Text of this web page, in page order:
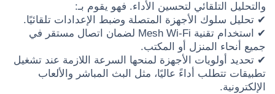
والتحليل التلقائي لتحسين الأداء. فهو يقوم بـ:
✔ تحليل سلوك الأجهزة المتصلة وضبط الإعدادات تلقائيًا.
✔ استخدام تقنية Mesh Wi-Fi لضمان اتصال مستقر في
جميع أنحاء المنزل أو المكتب.
✔ تحديد أولويات الأجهزة لمنحها السرعة اللازمة عند تشغيل
تطبيقات تتطلب أداءً عاليًا، مثل البث المباشر والألعاب
الإلكترونية.